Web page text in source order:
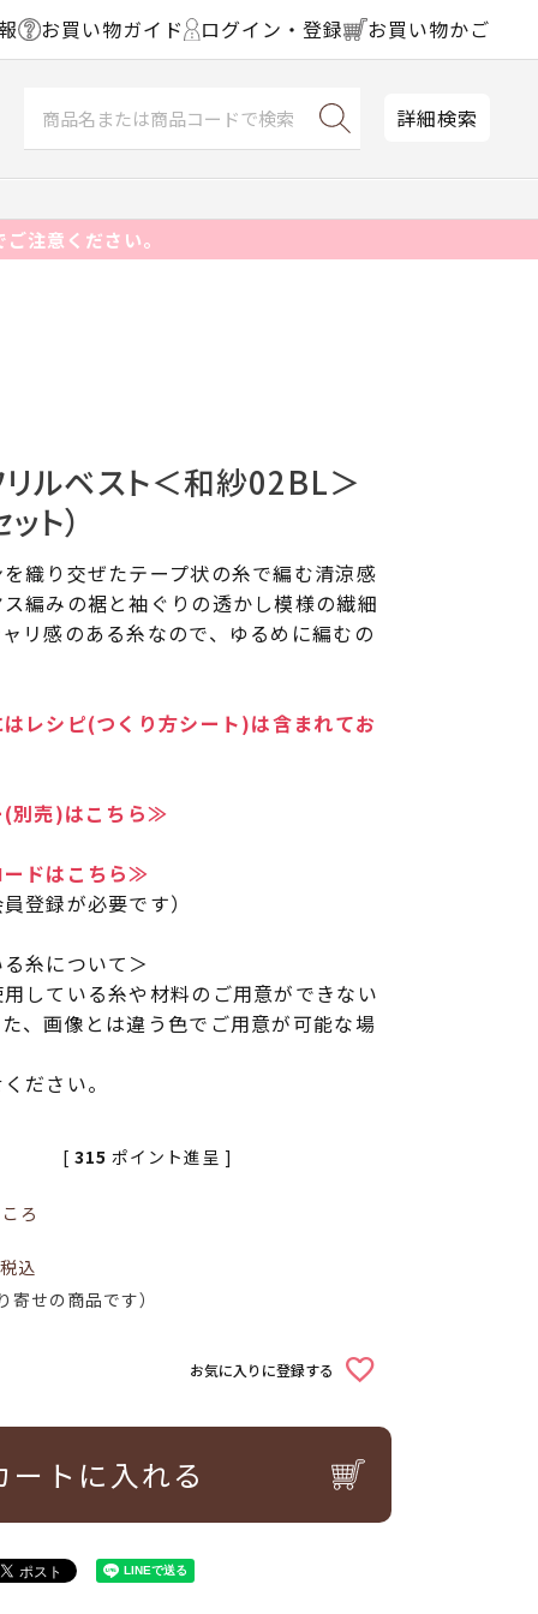
お買い物ガイド ログイン・登録 お買い物かご
詳細検索
注意ください。
リルベスト＜和紗02BL＞
ト）
織り交ぜたテープ状の糸で編む清涼感
編みの裾と袖ぐりの透かし模様の繊細
リ感のある糸なので、ゆるめに編むの
レシピ(つくり方シート)は含まれてお
(別売)はこちら≫
ードはこちら≫
登録が必要です）
糸について＞
している糸や材料のご用意ができない
、画像とは違う色でご用意が可能な場
ださい。
ろ
税込
[ 315 ポイント進呈 ]
せの商品です）
お気に入りに登録する
ートに入れる